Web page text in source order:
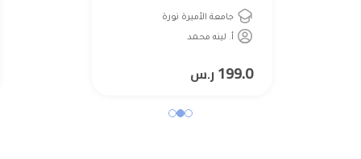
جامعة الأميرة نورة
أ. لينه محمد
199.0ر.س